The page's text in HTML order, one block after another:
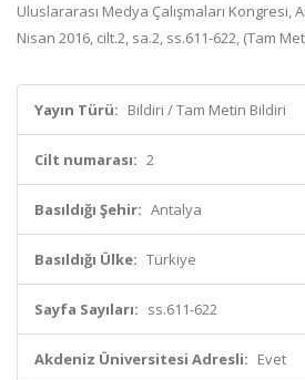
Uluslararası Medya Çalışmaları Kongresi,
Nisan 2016, cilt.2, sa.2, ss.611-622, (Tam
Yayın Türü: Bildiri / Tam Metin Bildiri
Cilt numarası: 2
Basıldığı Şehir: Antalya
Basıldığı Ülke: Türkiye
Sayfa Sayıları: ss.611-622
Akdeniz Üniversitesi Adresli: Evet